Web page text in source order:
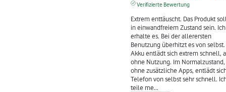
Verifizierte Bewertung
Extrem enttäuscht. Das Produkt
in einwandfreiem Zustand sein. Ich
erhalte es. Bei der allerersten
Benutzung überhitzt es von selbst.
Akku entlädt sich extrem schnell,
ohne Nutzung. Im Normalzustand,
ohne zusätzliche Apps, entlädt
Telefon von selbst sehr schnell.
teile me...